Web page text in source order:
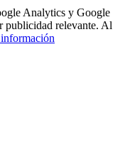
Analytics y Google
publicidad relevante. Al